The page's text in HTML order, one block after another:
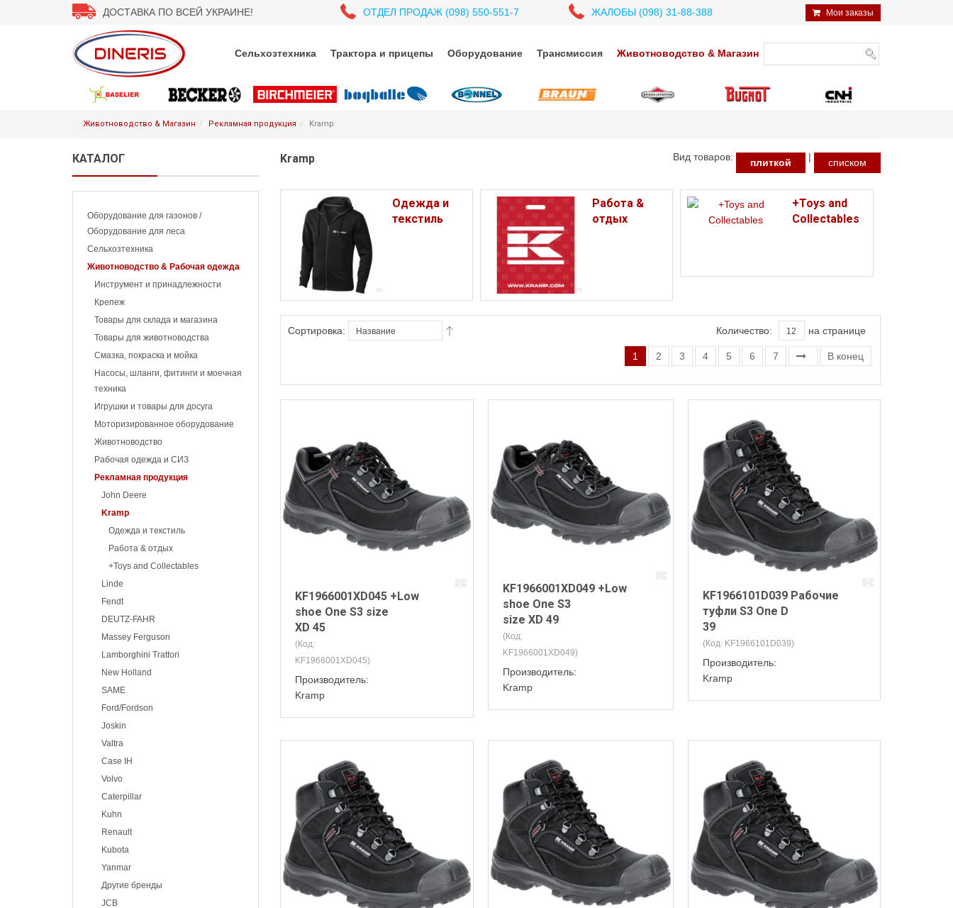
Мои заказы
ДОСТАВКА ПО ВСЕЙ УКРАИНЕ! ОТДЕЛ ПРОДАЖ (098) 550-551-7 ЖАЛОБЫ (098) 31-88-388
Сельхозтехника Трактора и прицепы Оборудование Трансмиссия Животноводство & Магазин
Животноводство & Магазин Рекламная продукция Kramp
КАТАЛОГ
Оборудование для газонов /
Оборудование для леса
Сельхозтехника
Животноводство & Рабочая одежда
Инструмент и принадлежности
Крепеж
Товары для склада и магазина
Товары для животноводства
Смазка, покраска и мойка
Насосы, шланги, фитинги и моечная
техника
Игрушки и товары для досуга
Моторизированное оборудование
Животноводство
Рабочая одежда и СИЗ
Рекламная продукция
John Deere
Kramp
Одежда и текстиль
Работа & отдых
+Toys and Collectables
Linde
Fendt
DEUTZ-FAHR
Massey Ferguson
Lamborghini Trattori
New Holland
SAME
Ford/Fordson
Joskin
Valtra
Case IH
Volvo
Caterpillar
Kuhn
Renault
Kubota
Yanmar
Другие бренды
JCB
Вид товаров: плиткой | списком
Kramp
Одежда и
текстиль
Работа &
отдых
+Toys and
Collectables
Сортировка: Количество: на странице
1 2 3 4 5 6 7 В конец
KF1966001XD045 +Low
shoe One S3 size
XD 45
(Код:
KF1966001XD045)
Производитель:
Kramp
KF1966001XD049 +Low
shoe One S3
size XD 49
(Код:
KF1966001XD049)
Производитель:
Kramp
KF1966101D039 Рабочие
туфли S3 One D
39
(Код: KF1966101D039)
Производитель:
Kramp